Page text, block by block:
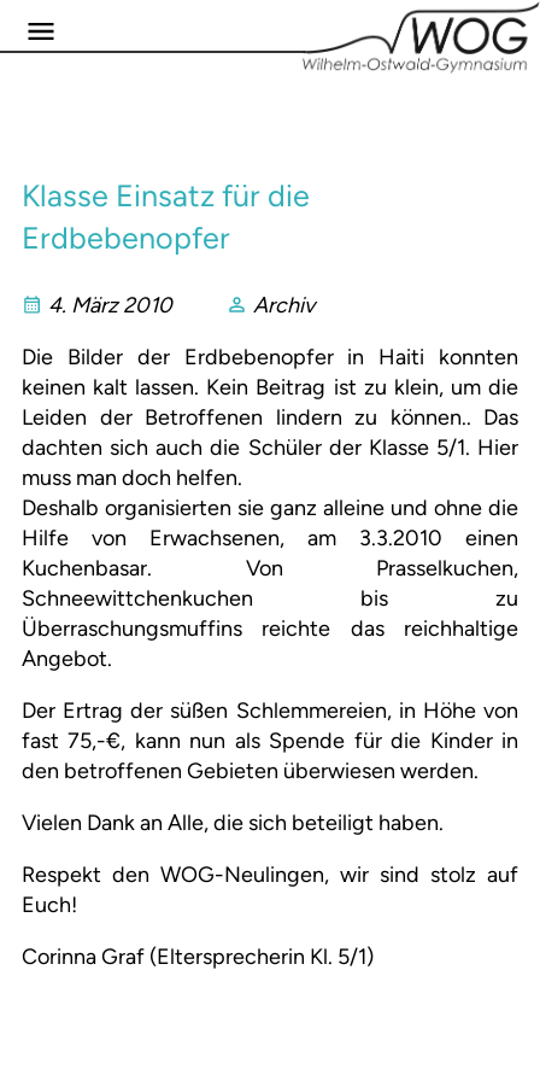
Klasse Einsatz für die
Erdbebenopfer
4. März 2010
Archiv
Die Bilder der Erdbebenopfer in Haiti konnten
keinen kalt lassen. Kein Beitrag ist zu klein, um die
Leiden der Betroffenen lindern zu können.. Das
dachten sich auch die Schüler der Klasse 5/1. Hier
muss man doch helfen.
Deshalb organisierten sie ganz alleine und ohne die
Hilfe von Erwachsenen, am 3.3.2010 einen
Kuchenbasar. Von Prasselkuchen,
Schneewittchenkuchen bis zu
Überraschungsmuffins reichte das reichhaltige
Angebot.
Der Ertrag der süßen Schlemmereien, in Höhe von
fast 75,-€, kann nun als Spende für die Kinder in
den betroffenen Gebieten überwiesen werden.
Vielen Dank an Alle, die sich beteiligt haben.
Respekt den WOG-Neulingen, wir sind stolz auf
Euch!
Corinna Graf (Eltersprecherin Kl. 5/1)